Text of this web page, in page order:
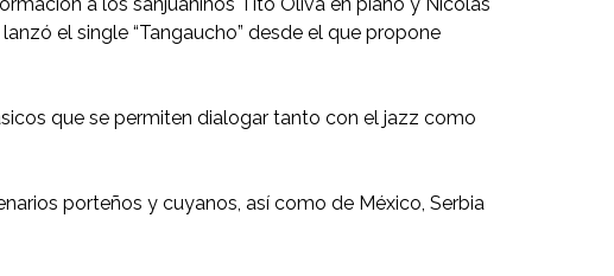
el single “Tangaucho” desde el que propone
que se permiten dialogar tanto con el jazz como
porteños y cuyanos, así como de México, Serbia